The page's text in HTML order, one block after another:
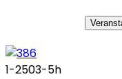
1-2503-5h